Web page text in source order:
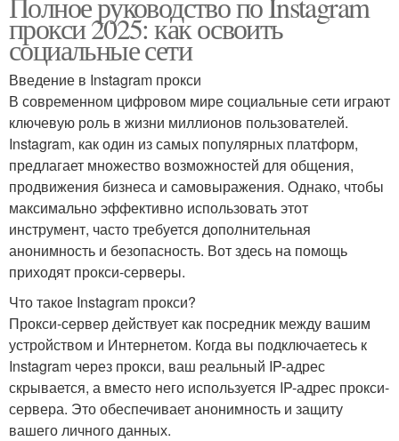
прокси 2025: как освоить
социальные сети
Введение в Instagram прокси
В современном цифровом мире социальные сети играют
ключевую роль в жизни миллионов пользователей.
Instagram, как один из самых популярных платформ,
предлагает множество возможностей для общения,
продвижения бизнеса и самовыражения. Однако, чтобы
максимально эффективно использовать этот
инструмент, часто требуется дополнительная
анонимность и безопасность. Вот здесь на помощь
приходят прокси-серверы.
Что такое Instagram прокси?
Прокси-сервер действует как посредник между вашим
устройством и Интернетом. Когда вы подключаетесь к
Instagram через прокси, ваш реальный IP-адрес
скрывается, а вместо него используется IP-адрес прокси-
сервера. Это обеспечивает анонимность и защиту
вашего личного данных.